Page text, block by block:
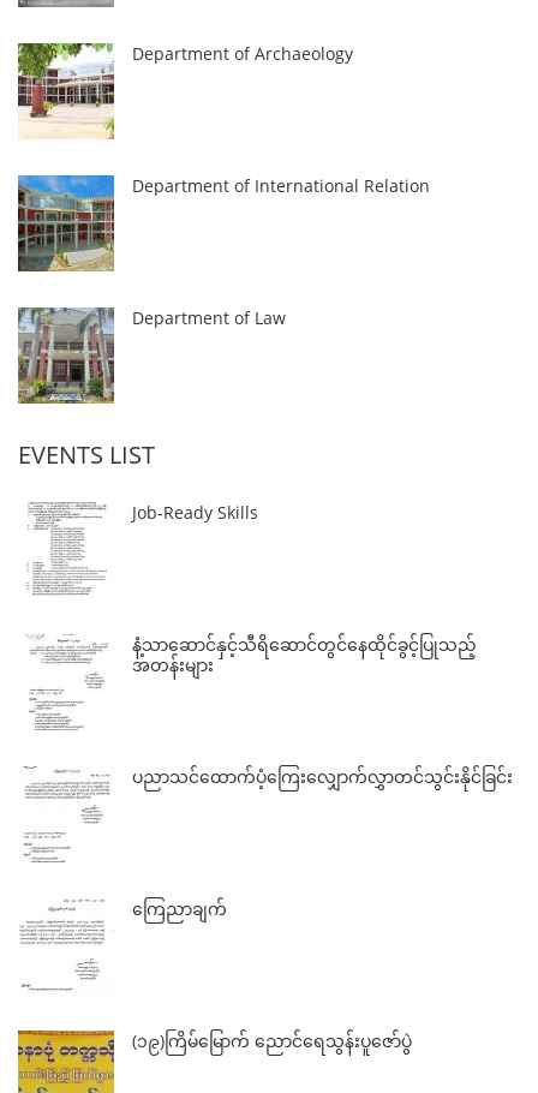
Department of Archaeology
Department of International Relation
Department of Law
EVENTS LIST
Job-Ready Skills
နံ့သာဆောင်နှင့်သီရိဆောင်တွင်နေထိုင်ခွင့်ပြုသည့်
အတန်းများ
ပညာသင်ထောက်ပံ့ကြေးလျှောက်လွှာတင်သွင်းနိုင်ခြင်း
ကြေညာချက်
(၁၉)ကြိမ်မြောက် ညောင်ရေသွန်းပူဇော်ပွဲ